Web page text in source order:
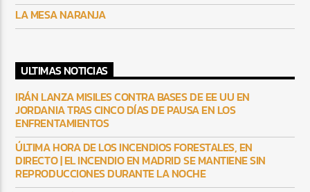
LA MESA NARANJA
ULTIMAS NOTICIAS
IRÁN LANZA MISILES CONTRA BASES DE EE UU EN
JORDANIA TRAS CINCO DÍAS DE PAUSA EN LOS
ENFRENTAMIENTOS
ÚLTIMA HORA DE LOS INCENDIOS FORESTALES, EN
DIRECTO | EL INCENDIO EN MADRID SE MANTIENE SIN
REPRODUCCIONES DURANTE LA NOCHE